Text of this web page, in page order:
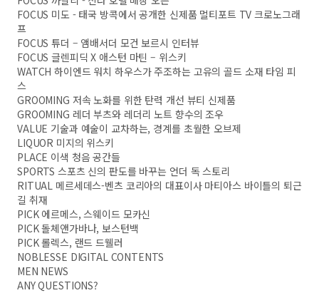
FOCUS 미도 - 태국 방콕에서 공개한 신제품 멀티포트 TV 크로노그래
프
FOCUS 튜더 – 앰배서더 모건 보르시 인터뷰
FOCUS 글렌피딕 X 애스턴 마틴 – 위스키
WATCH 하이엔드 워치 하우스가 주조하는 고유의 골드 소재 타임 피
스
GROOMING 저속 노화를 위한 탄력 개선 뷰티 신제품
GROOMING 레더 부츠와 레더리 노트 향수의 조우
VALUE 기술과 예술이 교차하는, 경계를 초월한 오브제
LIQUOR 미지의 위스키
PLACE 이색 청음 공간들
SPORTS 스포츠 신의 판도를 바꾸는 언더 독 스토리
RITUAL 메르세데스-벤츠 코리아의 대표이사 마티아스 바이틀의 퇴근
길 취재
PICK 에르메스, 스웨이드 모카신
PICK 돌체앤가바나, 보스턴백
PICK 롤렉스, 랜드 드웰러
NOBLESSE DIGITAL CONTENTS
MEN NEWS
ANY QUESTIONS?